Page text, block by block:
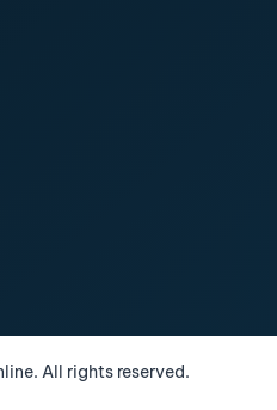
All rights reserved.